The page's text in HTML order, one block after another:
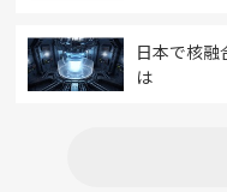
日本で核融
は